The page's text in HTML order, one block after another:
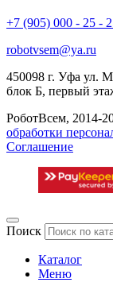
+7 (905) 000 - 25 -
robotvsem@ya.ru
450098 г. Уфа ул.
блок Б, первый
РоботВсем, 2014-
обработки
Соглашение
Поиск
Каталог
Меню